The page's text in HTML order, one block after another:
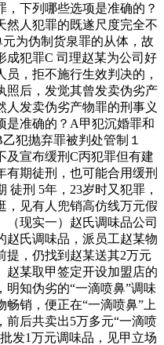
下列哪些选项是准确的？
然人犯罪的既遂尺度完全不
为伪制货泉罪的从体，故
成犯罪C 司理赵某为公司好
，拒不施行生效判决的，
照后，发觉其曾发卖伪劣产
人发卖伪劣产物罪的刑事义
是准确的？A甲犯沉婚罪和
犯抛弃罪被判处管制１
及宣布缓刑C丙犯罪但有建
期徒刑，也可能合用缓刑
徒刑 5年，23岁时又犯罪，
，见有人兜销高仿线万元假
现实一）赵氏调味品公司
赵氏调味品，派员工赵某物
提，仍找到赵某送其2万元
赵某取甲签定开设加盟店的
知伪劣的“一滴喷鼻”调味
销，便正在“一滴喷鼻”上
前后共卖出5万多元“一滴喷
发1万元调味品，见甲立场